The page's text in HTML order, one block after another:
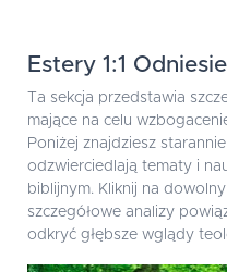
Estery 1:1
Ta sekcja przedstawia
mające na celu
Poniżej znajdziesz
odzwierciedlają tematy i
biblijnym. Kliknij na
szczegółowe analizy
odkryć głębsze wglądy